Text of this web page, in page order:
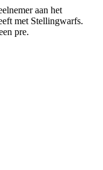
aan het
met Stellingwarfs.
pre.